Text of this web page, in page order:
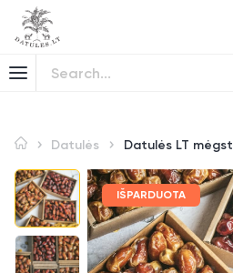
Datulės Datulės LT
IŠPARDUOTA